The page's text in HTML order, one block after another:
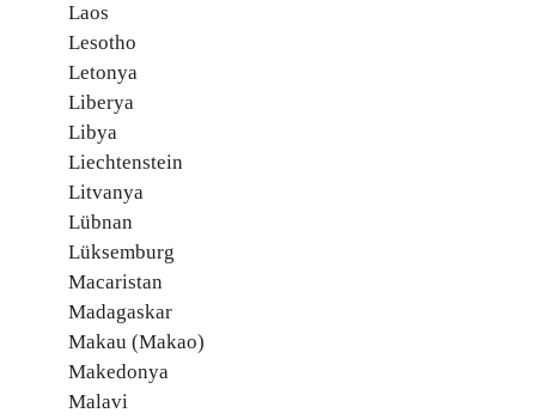
Laos
Lesotho
Letonya
Liberya
Libya
Liechtenstein
Litvanya
Lübnan
Lüksemburg
Macaristan
Madagaskar
Makau (Makao)
Makedonya
Malavi